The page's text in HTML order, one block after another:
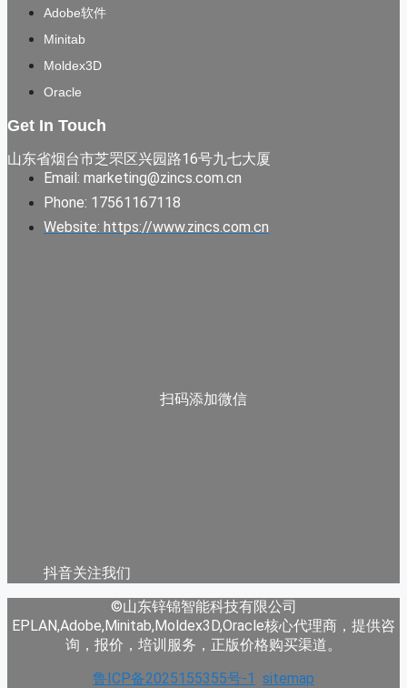
Adobe软件
Minitab
Moldex3D
Oracle
Get In Touch
山东省烟台市芝罘区兴园路16号九七大厦
Email: marketing@zincs.com.cn
Phone: 17561167118
Website: https://www.zincs.com.cn
扫码添加微信
抖音关注我们
©山东锌锦智能科技有限公司
EPLAN,Adobe,Minitab,Moldex3D,Oracle核心代理商，提供咨
询，报价，培训服务，正版价格购买渠道。
鲁ICP备2025155355号-1 sitemap